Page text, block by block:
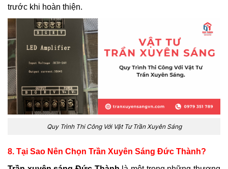
trước khi hoàn thiện.
Quy Trình Thi Công Với Vật Tư Trần Xuyên Sáng
8. Tại Sao Nên Chọn Trần Xuyên Sáng Đức Thành?